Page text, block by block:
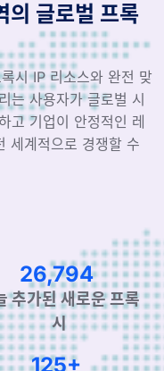
의 글로벌 프록
시 IP 리소스와 완전 맞
는 사용자가 글로벌 시
고 기업이 안정적인 레
세계적으로 경쟁할 수
39,671
추가된 새로운 프록
시